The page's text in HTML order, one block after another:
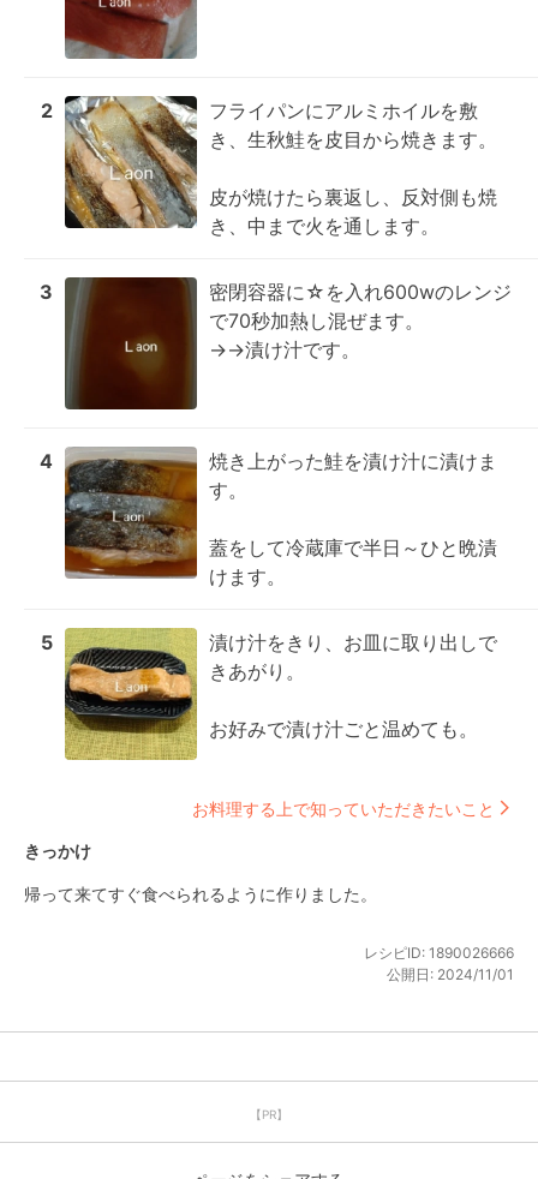
2
フライパンにアルミホイルを敷
き、生秋鮭を皮目から焼きます。
皮が焼けたら裏返し、反対側も焼
き、中まで火を通します。
3
密閉容器に☆を入れ600wのレンジ
で70秒加熱し混ぜます。
→→漬け汁です。
4
焼き上がった鮭を漬け汁に漬けま
す。
蓋をして冷蔵庫で半日～ひと晩漬
けます。
5
漬け汁をきり、お皿に取り出しで
きあがり。
お好みで漬け汁ごと温めても。
お料理する上で知っていただきたいこと
きっかけ
帰って来てすぐ食べられるように作りました。
レシピID: 1890026666
公開日: 2024/11/01
【PR】